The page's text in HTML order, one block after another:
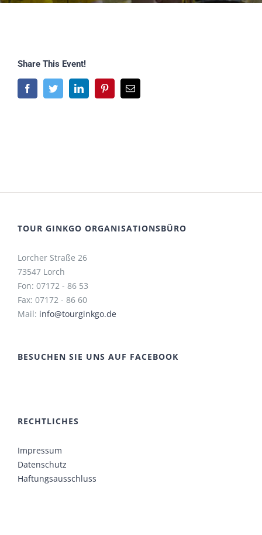
Share This Event!
FacebookTwitterLinkedInPinterestE-
Mail
TOUR GINKGO ORGANISATIONSBÜRO
Lorcher Straße 26
73547 Lorch
Fon: 07172 - 86 53
Fax: 07172 - 86 60
Mail: info@tourginkgo.de
BESUCHEN SIE UNS AUF FACEBOOK
RECHTLICHES
Impressum
Datenschutz
Haftungsausschluss